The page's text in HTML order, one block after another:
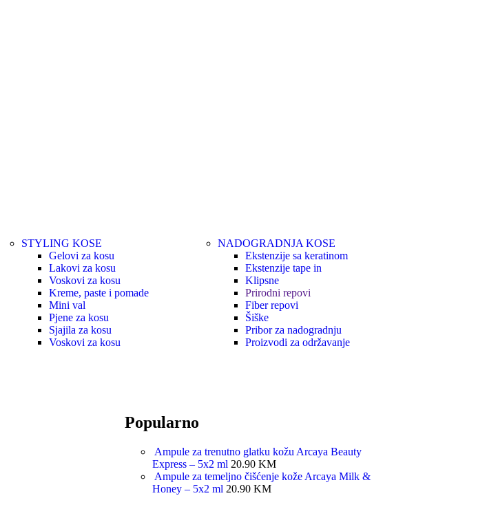
STYLING KOSE
Gelovi za kosu
Lakovi za kosu
Voskovi za kosu
Kreme, paste i pomade
Mini val
Pjene za kosu
Sjajila za kosu
Voskovi za kosu
NADOGRADNJA KOSE
Ekstenzije sa keratinom
Ekstenzije tape in
Klipsne
Prirodni repovi
Fiber repovi
Šiške
Pribor za nadogradnju
Proizvodi za održavanje
Popularno
Ampule za trenutno glatku kožu Arcaya Beauty
Express – 5x2 ml 20.90 KM
Ampule za temeljno čišćenje kože Arcaya Milk &
Honey – 5x2 ml 20.90 KM